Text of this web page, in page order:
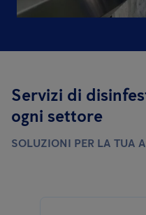
Servizi di
ogni settore
SOLUZIONI PER LA TUA